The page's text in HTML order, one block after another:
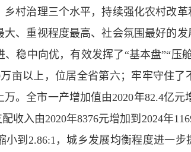
村治理三个水平，持续强化农村改
、重视程度最高、社会氛围最好的
稳中向优，有效发挥了“基本盘”“压
亩以上，位居全省第六；牢牢守住
。全市一产增加值由2020年82.4亿
收入由2020年8376元增加到2024年
小到2.86:1，城乡发展均衡程度进一